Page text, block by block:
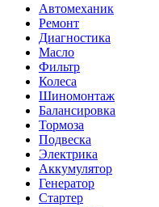
Автомеханик
Ремонт
Диагностика
Масло
Фильтр
Колеса
Шиномонтаж
Балансировка
Тормоза
Подвеска
Электрика
Аккумулятор
Генератор
Стартер